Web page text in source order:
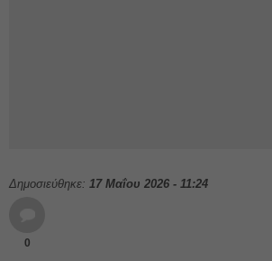
Δημοσιεύθηκε: 17 Μαΐου 2026 - 11:24
0